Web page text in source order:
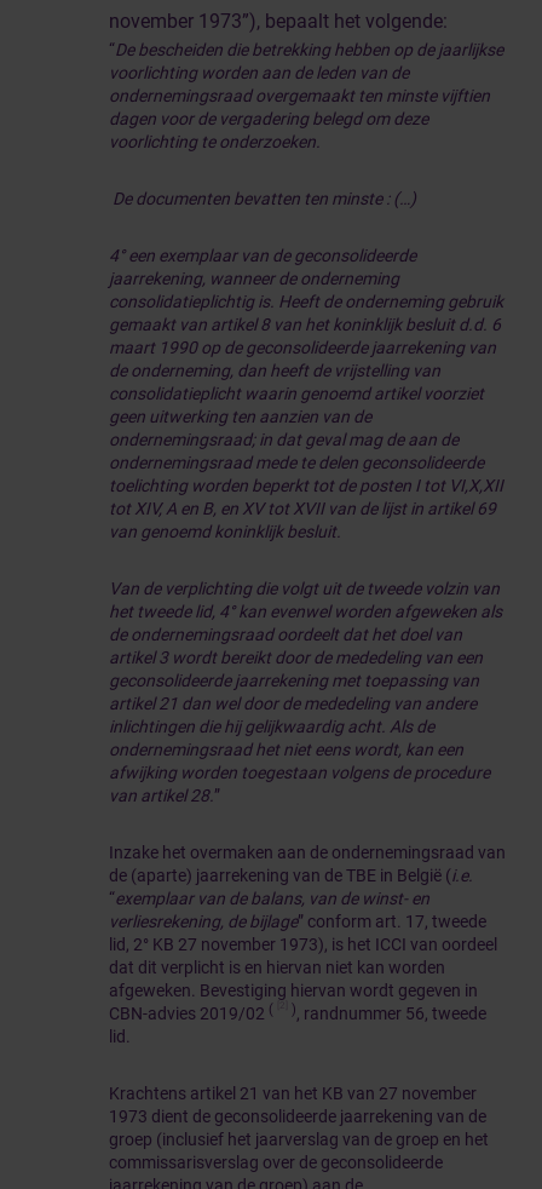
november 1973”), bepaalt het volgende:
“De bescheiden die betrekking hebben op de jaarlijkse
voorlichting worden aan de leden van de
ondernemingsraad overgemaakt ten minste vijftien
dagen voor de vergadering belegd om deze
voorlichting te onderzoeken.
De documenten bevatten ten minste : (…)
4° een exemplaar van de geconsolideerde
jaarrekening, wanneer de onderneming
consolidatieplichtig is. Heeft de onderneming gebruik
gemaakt van artikel 8 van het koninklijk besluit d.d. 6
maart 1990 op de geconsolideerde jaarrekening van
de onderneming, dan heeft de vrijstelling van
consolidatieplicht waarin genoemd artikel voorziet
geen uitwerking ten aanzien van de
ondernemingsraad; in dat geval mag de aan de
ondernemingsraad mede te delen geconsolideerde
toelichting worden beperkt tot de posten I tot VI,X,XII
tot XIV, A en B, en XV tot XVII van de lijst in artikel 69
van genoemd koninklijk besluit.
Van de verplichting die volgt uit de tweede volzin van
het tweede lid, 4° kan evenwel worden afgeweken als
de ondernemingsraad oordeelt dat het doel van
artikel 3 wordt bereikt door de mededeling van een
geconsolideerde jaarrekening met toepassing van
artikel 21 dan wel door de mededeling van andere
inlichtingen die hij gelijkwaardig acht. Als de
ondernemingsraad het niet eens wordt, kan een
afwijking worden toegestaan volgens de procedure
van artikel 28. ”
Inzake het overmaken aan de ondernemingsraad van
de (aparte) jaarrekening van de TBE in België (i.e.
“exemplaar van de balans, van de winst- en
verliesrekening, de bijlage” conform art. 17, tweede
lid, 2° KB 27 november 1973), is het ICCI van oordeel
dat dit verplicht is en hiervan niet kan worden
afgeweken. Bevestiging hiervan wordt gegeven in
CBN-advies 2019/02 ( ), randnummer 56, tweede
lid.
Krachtens artikel 21 van het KB van 27 november
1973 dient de geconsolideerde jaarrekening van de
groep (inclusief het jaarverslag van de groep en het
commissarisverslag over de geconsolideerde